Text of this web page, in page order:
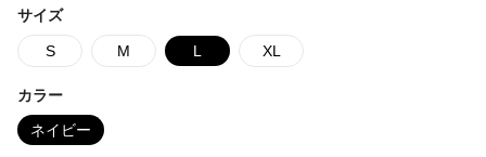
サイズ
S M L XL
カラー
ネイビー